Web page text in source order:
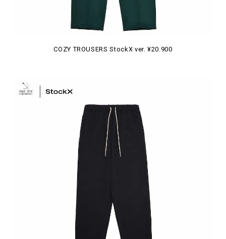
COZY TROUSERS StockX ver. ¥20.900